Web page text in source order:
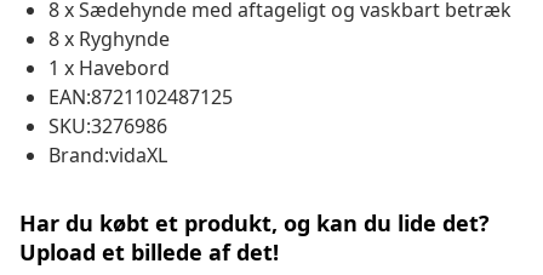
8 x Sædehynde med aftageligt og vaskbart betræk
8 x Ryghynde
1 x Havebord
EAN:8721102487125
SKU:3276986
Brand:vidaXL
Har du købt et produkt, og kan du lide det?
Upload et billede af det!